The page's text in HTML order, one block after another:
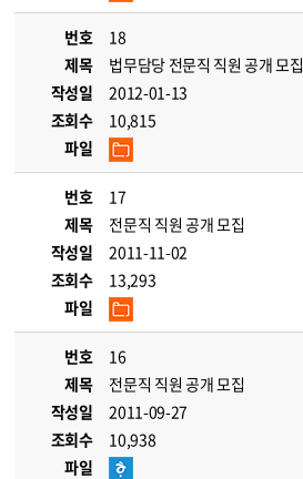
번호
18
제목
법무담당 전문직 직원 공개 모집
작성일
2012-01-13
조회수
10,815
파일
번호
17
제목
전문직 직원 공개 모집
작성일
2011-11-02
조회수
13,293
파일
번호
16
제목
전문직 직원 공개 모집
작성일
2011-09-27
조회수
10,938
파일